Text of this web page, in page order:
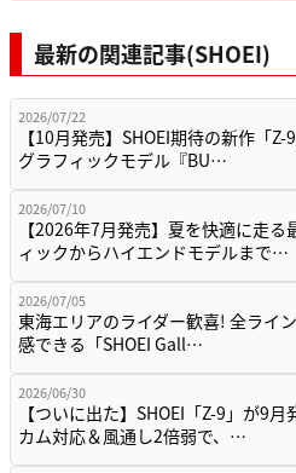
最新の関連記事(SHOEI)
2026/07/22
【10月発売】SHOEI期待の新作「Z-
グラフィックモデル『BU…
2026/07/10
【2026年7月発売】夏を快適に走る
ィックからハイエンドモデルまで…
2026/07/05
東海エリアのライダー歓喜! 全ライ
感できる「SHOEI Gall…
2026/06/30
【ついに出た】SHOEI「Z-9」が9月
カム対応＆風通し2倍弱で、…